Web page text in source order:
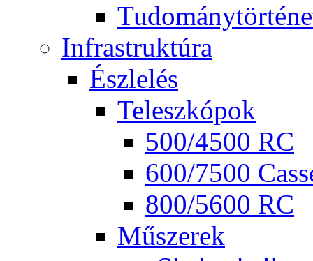
Inf­ra­struk­tú­ra
Ész­le­lés
Te­lesz­kó­pok
500/4500 RC
600/7500
800/5600 RC
Mű­sze­rek